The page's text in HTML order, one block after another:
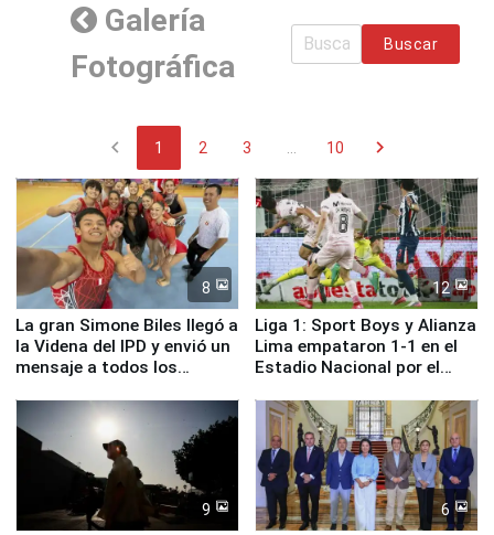
Galería
Fotográfica
Buscar
chevron_left 1 2 3 10 chevron_right
8
La gran Simone Biles llegó a
la Videna del IPD y envió un
mensaje a todos los
12
Liga 1: Sport Boys y Alianza
Lima empataron 1-1 en el
Estadio Nacional por el
9 6